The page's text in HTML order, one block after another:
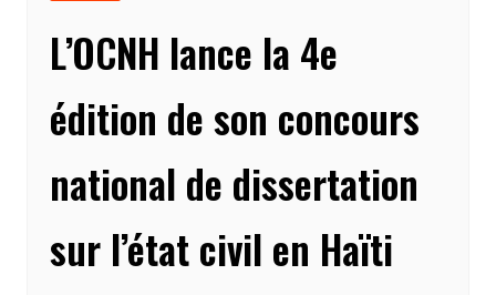
L’OCNH lance la 4e
édition de son concours
national de dissertation
sur l’état civil en Haïti